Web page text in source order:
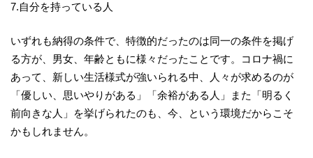
7.自分を持っている人
いずれも納得の条件で、特徴的だったのは同一の条件を掲げ
る方が、男女、年齢ともに様々だったことです。コロナ禍に
あって、新しい生活様式が強いられる中、人々が求めるのが
「優しい、思いやりがある」「余裕がある人」また「明るく
前向きな人」を挙げられたのも、今、という環境だからこそ
かもしれません。